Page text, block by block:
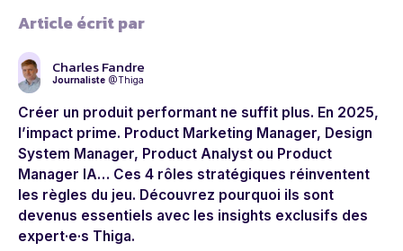
Article écrit par
Charles Fandre
Journaliste @Thiga
Créer un produit performant ne suffit plus. En 2025,
l’impact prime. Product Marketing Manager, Design
System Manager, Product Analyst ou Product
Manager IA… Ces 4 rôles stratégiques réinventent
les règles du jeu. Découvrez pourquoi ils sont
devenus essentiels avec les insights exclusifs des
expert·e·s Thiga.